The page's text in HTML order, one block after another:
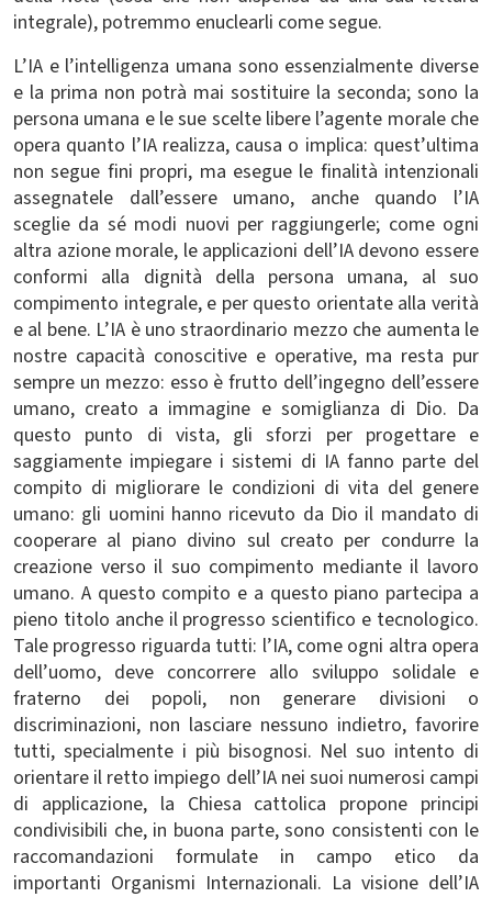
integrale), potremmo enuclearli come segue.
L’IA e l’intelligenza umana sono essenzialmente diverse
e la prima non potrà mai sostituire la seconda; sono la
persona umana e le sue scelte libere l’agente morale che
opera quanto l’IA realizza, causa o implica: quest’ultima
non segue fini propri, ma esegue le finalità intenzionali
assegnatele dall’essere umano, anche quando l’IA
sceglie da sé modi nuovi per raggiungerle; come ogni
altra azione morale, le applicazioni dell’IA devono essere
conformi alla dignità della persona umana, al suo
compimento integrale, e per questo orientate alla verità
e al bene. L’IA è uno straordinario mezzo che aumenta le
nostre capacità conoscitive e operative, ma resta pur
sempre un mezzo: esso è frutto dell’ingegno dell’essere
umano, creato a immagine e somiglianza di Dio. Da
questo punto di vista, gli sforzi per progettare e
saggiamente impiegare i sistemi di IA fanno parte del
compito di migliorare le condizioni di vita del genere
umano: gli uomini hanno ricevuto da Dio il mandato di
cooperare al piano divino sul creato per condurre la
creazione verso il suo compimento mediante il lavoro
umano. A questo compito e a questo piano partecipa a
pieno titolo anche il progresso scientifico e tecnologico.
Tale progresso riguarda tutti: l’IA, come ogni altra opera
dell’uomo, deve concorrere allo sviluppo solidale e
fraterno dei popoli, non generare divisioni o
discriminazioni, non lasciare nessuno indietro, favorire
tutti, specialmente i più bisognosi. Nel suo intento di
orientare il retto impiego dell’IA nei suoi numerosi campi
di applicazione, la Chiesa cattolica propone principi
condivisibili che, in buona parte, sono consistenti con le
raccomandazioni formulate in campo etico da
importanti Organismi Internazionali. La visione dell’IA